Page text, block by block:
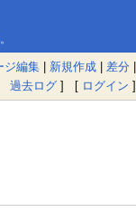
ジ編集 | 新規作成 | 差分 |
過去ログ ] [ ログイン ]